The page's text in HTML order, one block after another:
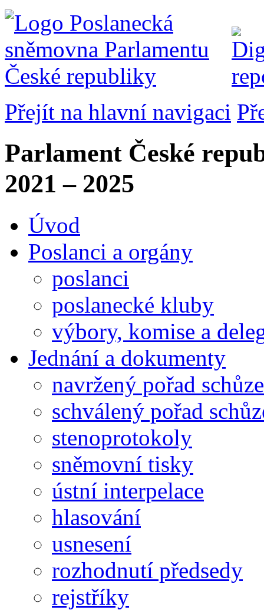
Přejít na hlavní navigaci
Parlament České
2021 – 2025
Úvod
Poslanci a orgány
poslanci
poslanecké kluby
výbory, komise a
Jednání a dokumenty
navržený pořad schůze
schválený pořad
stenoprotokoly
sněmovní tisky
ústní interpelace
hlasování
usnesení
rozhodnutí předsedy
rejstříky